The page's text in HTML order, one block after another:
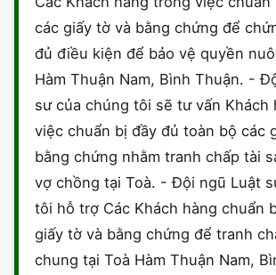
các giấy tờ và bằng chứng để
đủ điều kiện để bảo vệ quyền
Hàm Thuận Nam, Bình Thuận. -
sư của chúng tôi sẽ tư vấn Khách
việc chuẩn bị đầy đủ toàn bộ các
bằng chứng nhằm tranh chấp tài
vợ chồng tại Toà. - Đội ngũ Luật
tôi hỗ trợ Các Khách hàng chuẩn
giấy tờ và bằng chứng để tranh
chung tại Toà Hàm Thuận Nam,